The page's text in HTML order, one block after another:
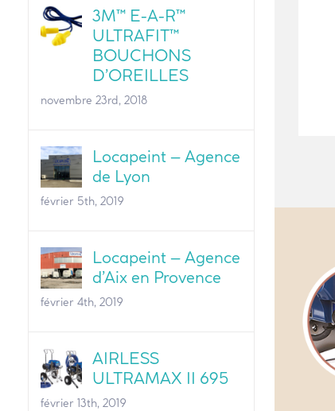
3M™ E-A-R™
ULTRAFIT™
BOUCHONS
D’OREILLES
novembre 23rd, 2018
Locapeint – Agence
de Lyon
février 5th, 2019
Locapeint – Agence
d’Aix en Provence
février 4th, 2019
AIRLESS
ULTRAMAX II 695
février 13th, 2019